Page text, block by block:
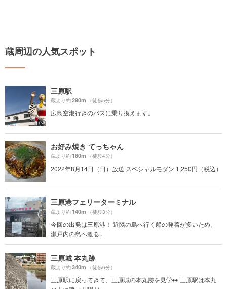
蔵周辺の人気スポット
三原駅
蔵より約290m （徒歩5分）
広島空港行きのバスに乗り換えます。
お好み焼き てっちゃん
蔵より約180m （徒歩4分）
2022年8月14日（日）放送 スペシャルモダン 1,250円（税込）
三原港フェリーターミナル
蔵より約140m （徒歩3分）
今回の出発は三原港！ 近隣の島へ行く船の発着が多いため、
瀬戸内の島へ渡る...
三原城 本丸跡
蔵より約340m （徒歩6分）
三原駅に戻ってきて、三原城の本丸跡を見学👀 三原駅は本丸